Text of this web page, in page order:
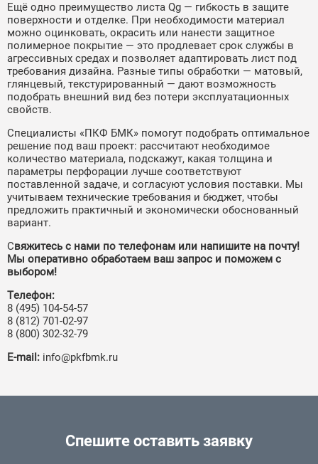
Ещё одно преимущество листа Qg — гибкость в защите
поверхности и отделке. При необходимости материал
можно оцинковать, окрасить или нанести защитное
полимерное покрытие — это продлевает срок службы в
агрессивных средах и позволяет адаптировать лист под
требования дизайна. Разные типы обработки — матовый,
глянцевый, текстурированный — дают возможность
подобрать внешний вид без потери эксплуатационных
свойств.
Специалисты «ПКФ БМК» помогут подобрать оптимальное
решение под ваш проект: рассчитают необходимое
количество материала, подскажут, какая толщина и
параметры перфорации лучше соответствуют
поставленной задаче, и согласуют условия поставки. Мы
учитываем технические требования и бюджет, чтобы
предложить практичный и экономически обоснованный
вариант.
Свяжитесь с нами по телефонам или напишите на почту!
Мы оперативно обработаем ваш запрос и поможем с
выбором!
Телефон:
8 (495) 104-54-57
8 (812) 701-02-97
8 (800) 302-32-79
E‑mail: info@pkfbmk.ru
Спешите оставить заявку